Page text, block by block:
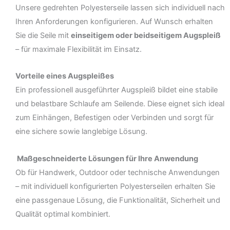
Unsere gedrehten Polyesterseile lassen sich individuell nach
Ihren Anforderungen konfigurieren. Auf Wunsch erhalten
Sie die Seile mit einseitigem oder beidseitigem Augspleiß
– für maximale Flexibilität im Einsatz.
Vorteile eines Augspleißes
Ein professionell ausgeführter Augspleiß bildet eine stabile
und belastbare Schlaufe am Seilende. Diese eignet sich ideal
zum Einhängen, Befestigen oder Verbinden und sorgt für
eine sichere sowie langlebige Lösung.
Maßgeschneiderte Lösungen für Ihre Anwendung
Ob für Handwerk, Outdoor oder technische Anwendungen
– mit individuell konfigurierten Polyesterseilen erhalten Sie
eine passgenaue Lösung, die Funktionalität, Sicherheit und
Qualität optimal kombiniert.